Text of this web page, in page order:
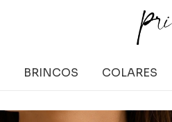
BRINCOS COLARES